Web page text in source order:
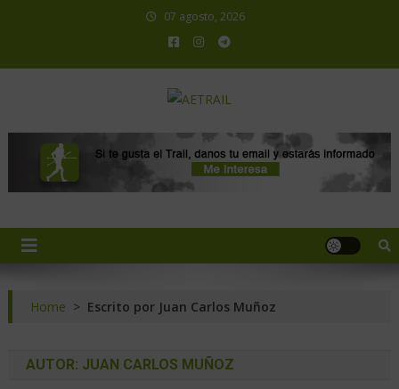
07 agosto, 2026
Home > Escrito por Juan Carlos Muñoz
AUTOR: JUAN CARLOS MUÑOZ